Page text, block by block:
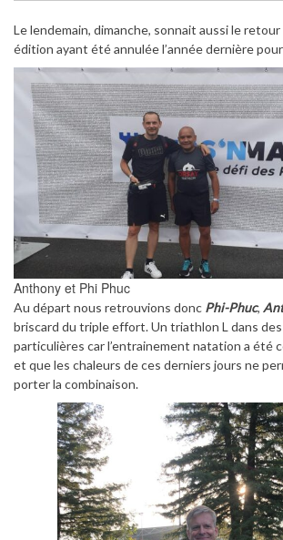
Le lendemain, dimanche, sonnait aussi le retour
édition ayant été annulée l’année dernière
Anthony et Phi Phuc
Au départ nous retrouvions donc Phi-Phuc,
briscard du triple effort. Un triathlon L dans
particulières car l’entrainement natation a été
et que les chaleurs de ces derniers jours ne
porter la combinaison.